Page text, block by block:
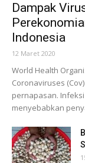
Dampak
Indonesia
12 Maret 2020
World Health
Coronaviruses
pernapasan. Infeksi
menyebabkan